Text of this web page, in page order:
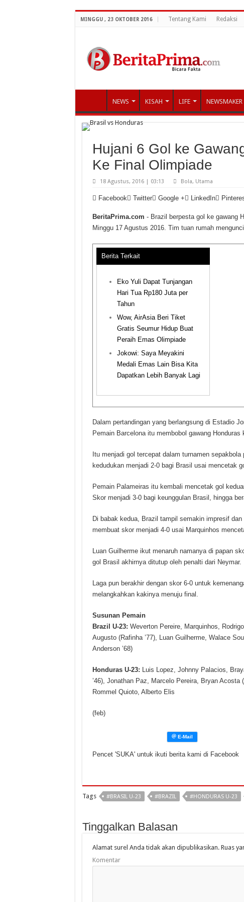
MINGGU , 23 OKTOBER 2016 Tentang Kami Redaksi
NEWS KISAH LIFE NEWSMAKER
Hujani 6 Gol ke
Ke Final Olimpiade
18 Agustus, 2016 | 03:13 Bola, Utama
Facebook Twitter Google + LinkedIn
BeritaPrima.com - Brazil berpesta gol ke gawang
Minggu 17 Agustus 2016. Tim tuan rumah
Berita Terkait
Eko Yuli Dapat Tunjangan
Hari Tua Rp180 Juta per
Tahun
Wow, AirAsia Beri Tiket
Gratis Seumur Hidup Buat
Peraih Emas Olimpiade
Jokowi: Saya Meyakini
Medali Emas Lain Bisa Kita
Dapatkan Lebih Banyak Lagi
Dalam pertandingan yang berlangsung di Estadio
Pemain Barcelona itu membobol gawang
Itu menjadi gol tercepat dalam turnamen
kedudukan menjadi 2-0 bagi Brasil usai mencetak
Pemain Palameiras itu kembali mencetak gol
Skor menjadi 3-0 bagi keunggulan Brasil, hingga
Di babak kedua, Brazil tampil semakin impresif
membuat skor menjadi 4-0 usai Marquinhos
Luan Guilherme ikut menaruh namanya di papan
gol Brasil akhirnya ditutup oleh penalti dari Neymar.
Laga pun berakhir dengan skor 6-0 untuk
melangkahkan kakinya menuju final.
Susunan Pemain
Brazil U-23: Weverton Pereire, Marquinhos,
Augusto (Rafinha ’77), Luan Guilherme, Walace
Anderson ’68)
Honduras U-23: Luis Lopez, Johnny Palacios,
’46), Jonathan Paz, Marcelo Pereira, Bryan Acosta
Rommel Quioto, Alberto Elis
(feb)
Pencet 'SUKA' untuk ikuti berita kami di Facebook
Tags #BRASIL U-23 #BRAZIL #HONDURAS U-23
Tinggalkan Balasan
Alamat surel Anda tidak akan dipublikasikan.Ruas
Komentar